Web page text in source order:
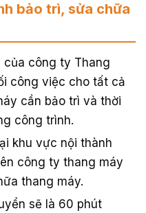
bảo trì, sửa chữa
của công ty Thang
công việc cho tất cả
cần bảo trì và thời
công trình.
khu vực nội thành
công ty thang máy
thang máy.
sẽ là 60 phút